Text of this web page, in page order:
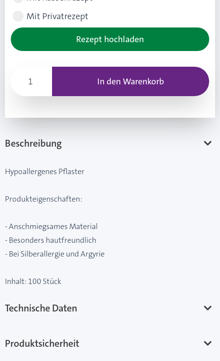
Mit Privatrezept
Rezept hochladen
In den Warenkorb
Beschreibung
Hypoallergenes Pflaster
Produkteigenschaften:
- Anschmiegsames Material
- Besonders hautfreundlich
- Bei Silberallergie und Argyrie
Inhalt: 100 Stück
Technische Daten
Produktsicherheit